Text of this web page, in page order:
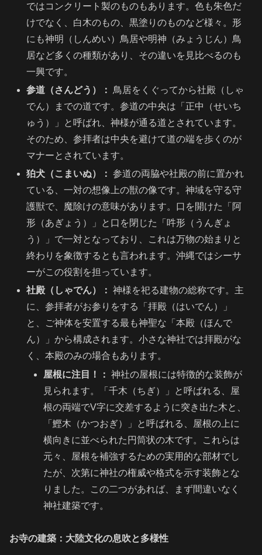
ではコンクリート製のものもあります。色も朱色だ
けでなく、白木のもの、黒塗りのものなど様々。形
にも神明（しんめい）鳥居や明神（みょうじん）鳥
居など多くの種類があり、その違いを見比べるのも
一興です。
参道（さんどう）：
鳥居をくぐってから社殿（しゃ
でん）までの道です。参道の中央は「正中（せいち
ゅう）」と呼ばれ、神様が通る道とされています。
そのため、参拝者は中央を避けて道の端を歩くのが
マナーとされています。
狛犬（こまいぬ）： 参道の両脇や社殿の前に置かれ
ている、一対の想像上の獣の像です。神域を守る守
護獣で、魔除けの意味があります。口を開けた「阿
形（あぎょう）」と口を閉じた「吽形（うんぎょ
う）」で一対となっており、これは万物の始まりと
終わりを象徴するとも言われます。沖縄ではシーサ
ーがこの役割を担っています。
社殿（しゃでん）： 神様を祀る建物の総称です。主
に、参拝者がお参りをする「拝殿（はいでん）」
と、ご神体を安置する最も神聖な「本殿（ほんで
ん）」から構成されます。小さな神社では拝殿がな
く、本殿のみの場合もあります。
屋根に注目！： 神社の屋根には特徴的な装飾が
見られます。「千木（ちぎ）」と呼ばれる、屋
根の両端でV字に交差するように突き出た木と、
「鰹木（かつおぎ）」と呼ばれる、屋根の上に
横向きに並べられた円筒状の木です。これらは
元々、屋根を補強するための実用的な部材でし
たが、次第に神社の権威や格式を示す装飾とな
りました。この二つがあれば、まず間違いなく
神社建築です。
お寺の建築：大陸文化の息吹と多様性